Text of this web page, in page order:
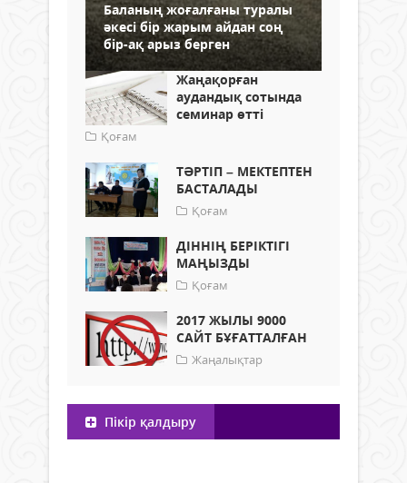
Баланың жоғалғаны туралы
әкесі бір жарым айдан соң
бір-ақ арыз берген
Жаңақорған
аудандық сотында
семинар өтті
Қоғам
ТӘРТІП – МЕКТЕПТЕН
БАСТАЛАДЫ
Қоғам
ДІННІҢ БЕРІКТІГІ
МАҢЫЗДЫ
Қоғам
2017 ЖЫЛЫ 9000
САЙТ БҰҒАТТАЛҒАН
Жаңалықтар
Пікір қалдыру